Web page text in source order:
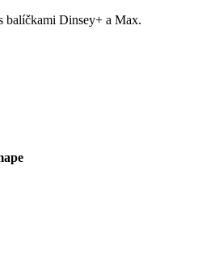
balíčkami Dinsey+ a Max.